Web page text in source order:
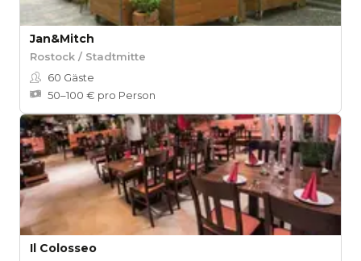
Jan&Mitch
Rostock / Stadtmitte
60 Gäste
50–100 € pro Person
Il Colosseo